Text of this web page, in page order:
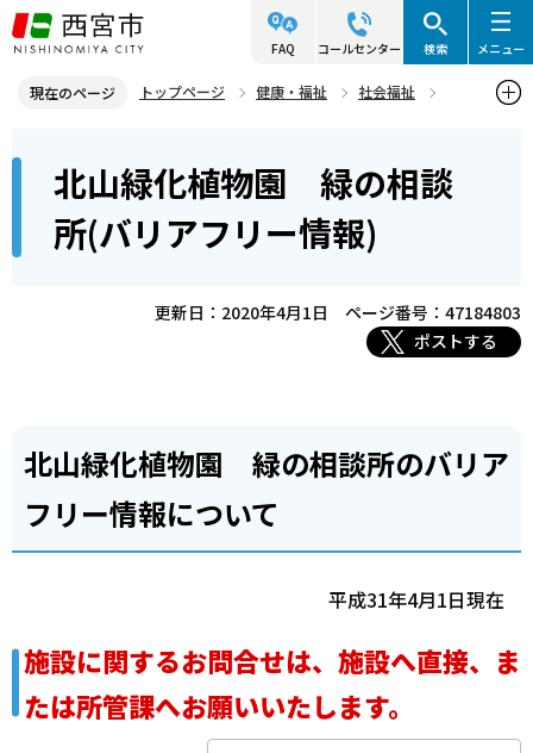
こ
の
ジ
頭
FAQ コールセンター 検索 メニュー
現在のページ トップページ 健康・福祉
社会福祉
スポーツ・文化施設
北山緑化植物園 緑の相談所(バリアフリー情報)
北山緑化植物園 緑の相談
所(バリアフリー情報)
更新日：2020年4月1日
ページ番号：47184803
ポストする
北山緑化植物園 緑の相談所のバリア
フリー情報について
平成31年4月1日現在
施設に関するお問合せは、施設へ直接、ま
たは所管課へお願いいたします。